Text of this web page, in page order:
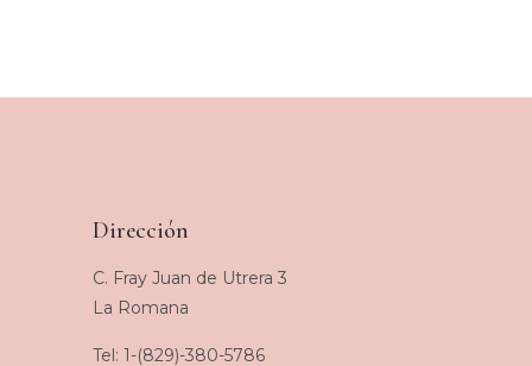
Dirección
C. Fray Juan de Utrera 3
La Romana
Tel: 1-(829)-380-5786